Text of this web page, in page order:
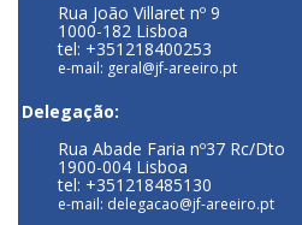
Rua João Villaret nº 9
1000-182 Lisboa
tel: +351218400253
e-mail: geral@jf-areeiro.pt
Delegação:
Rua Abade Faria nº37 Rc/Dto
1900-004 Lisboa
tel: +351218485130
e-mail: delegacao@jf-areeiro.pt